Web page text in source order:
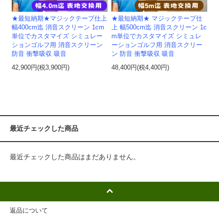
★最短納期★マジックテープ仕上
幅400cm迄 消音スクリーン 1cm
単位でカスタマイズ シミュレー
ションゴルフ用 消音スクリーン
防音 衝撃吸収 吸音
42,900円(税3,900円)
★最短納期★ マジックテープ仕
上 幅500cm迄 消音スクリーン 1c
m単位でカスタマイズ シミュレ
ーションゴルフ用 消音スクリー
ン 防音 衝撃吸収 吸音
48,400円(税4,400円)
最近チェックした商品
最近チェックした商品はまだありません。
返品について